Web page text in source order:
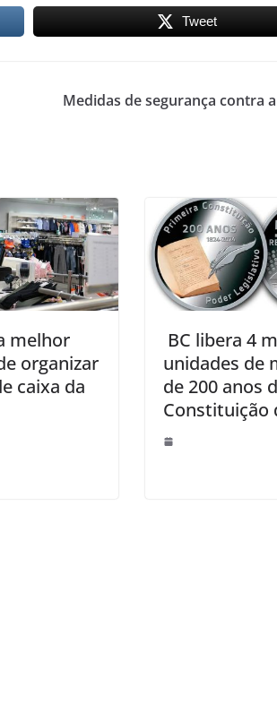
Tweet
Medidas de segurança contra
melhor
organizar
caixa da
BC libera 4
unidades de
de 200 anos
Constituição